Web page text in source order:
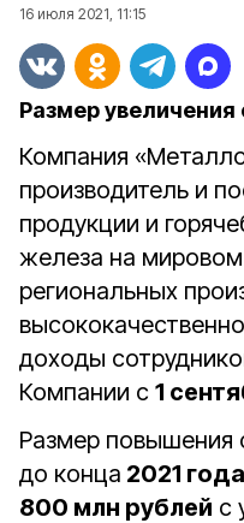
16 июля 2021, 11:15
Размер увеличения
Компания
производитель и
продукции и
железа на
региональных
доходы
Компании с 1
Размер повышения
до конца 2021 года
800 млн рублей с